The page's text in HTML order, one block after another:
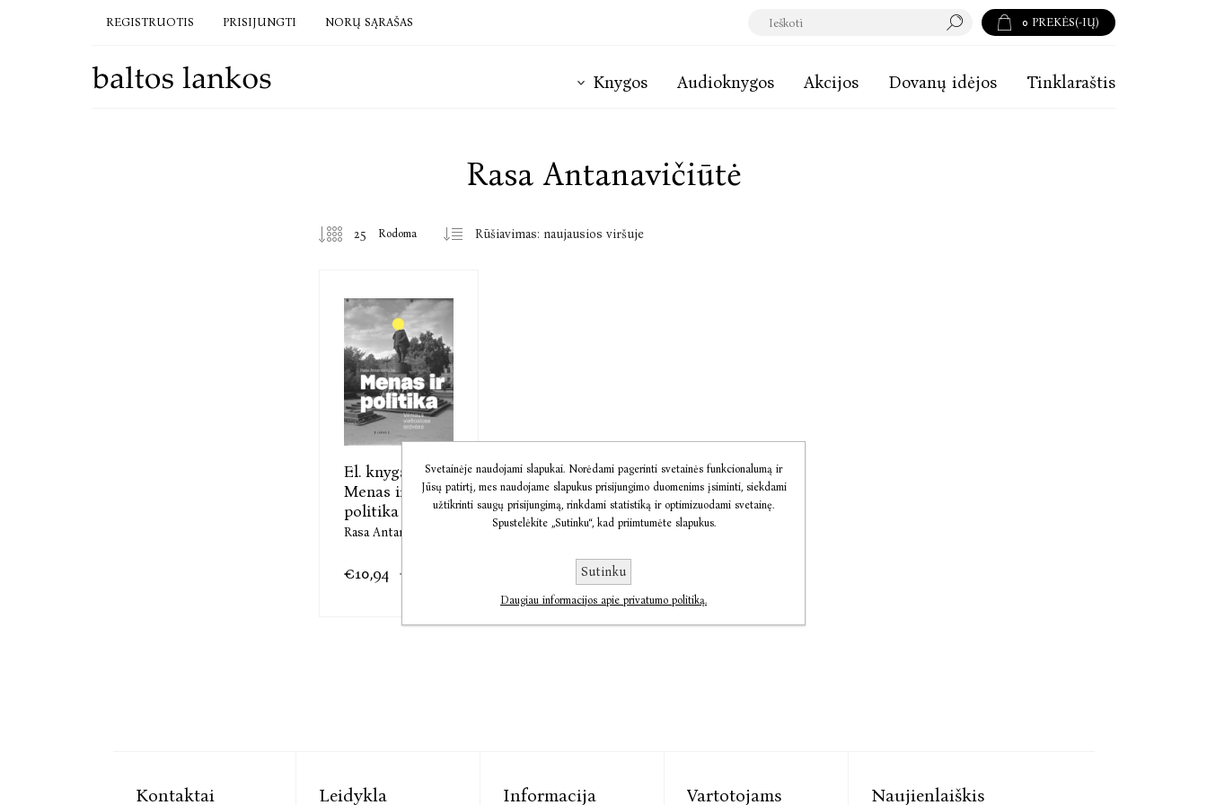
REGISTRUOTIS PRISIJUNGTI NORŲ SĄRAŠAS 0 PREKĖS(-IŲ)
Knygos Audioknygos Akcijos Dovanų idėjos Tinklaraštis
Rasa Antanavičiūtė
Rodoma
El. knyga
Menas ir
politika ...
Rasa Antanavičiūtė
€10,94 €13,67
Kontaktai Leidykla Informacija Vartotojams Naujienlaiškis
Svetainėje naudojami slapukai. Norėdami pagerinti svetainės funkcionalumą ir
Jūsų patirtį, mes naudojame slapukus prisijungimo duomenims įsiminti, siekdami
užtikrinti saugų prisijungimą, rinkdami statistiką ir optimizuodami svetainę.
Spustelėkite „Sutinku“, kad priimtumėte slapukus.
Sutinku
Daugiau informacijos apie privatumo politiką.